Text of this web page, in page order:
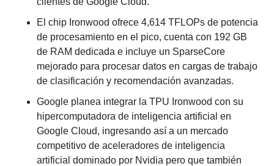
El chip Ironwood ofrece 4,614 TFLOPs de potencia
de procesamiento en el pico, cuenta con 192 GB
de RAM dedicada e incluye un SparseCore
mejorado para procesar datos en cargas de trabajo
de clasificación y recomendación avanzadas.
Google planea integrar la TPU Ironwood con su
hipercomputadora de inteligencia artificial en
Google Cloud, ingresando así a un mercado
competitivo de aceleradores de inteligencia
artificial dominado por Nvidia pero que también